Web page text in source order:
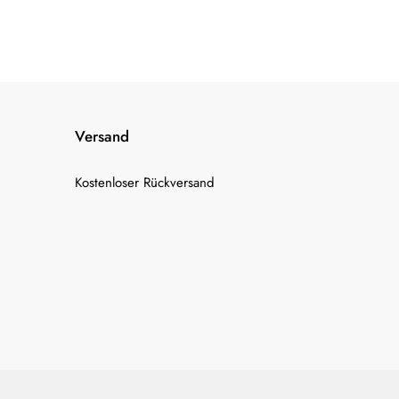
Versand
Kostenloser Rückversand